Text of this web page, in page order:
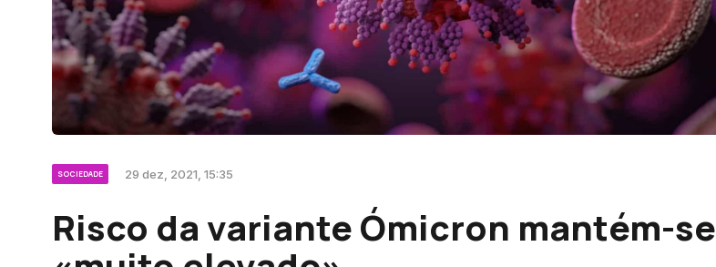
SOCIEDADE 29 dez, 2021, 15:35
Risco da variante Ómicron mantém-se